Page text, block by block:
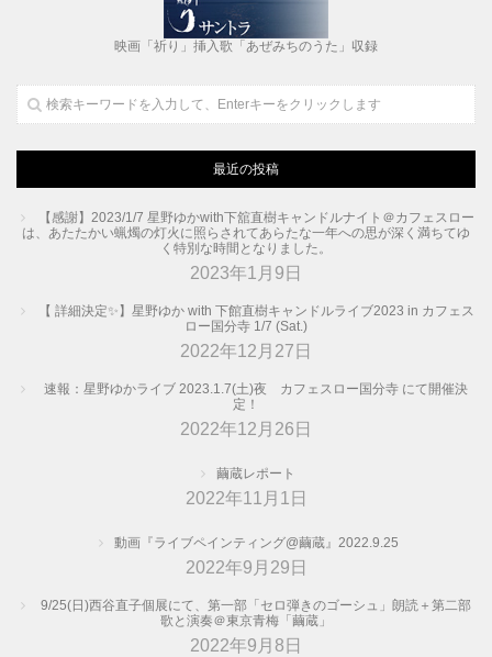
映画「祈り」挿入歌「あぜみちのうた」収録
最近の投稿
【感謝】2023/1/7 星野ゆかwith下舘直樹キャンドルナイト＠カフェスロー
は、あたたかい蝋燭の灯火に照らされてあらたな一年への思が深く満ちてゆ
く特別な時間となりました。
2023年1月9日
【 詳細決定✨】星野ゆか with 下館直樹キャンドルライブ2023 in カフェス
ロー国分寺 1/7 (Sat.)
2022年12月27日
速報：星野ゆかライブ 2023.1.7(土)夜 カフェスロー国分寺 にて開催決
定！
2022年12月26日
繭蔵レポート
2022年11月1日
動画『ライブペインティング@繭蔵』2022.9.25
2022年9月29日
9/25(日)西谷直子個展にて、第一部「セロ弾きのゴーシュ」朗読＋第二部
歌と演奏＠東京青梅「繭蔵」
2022年9月8日